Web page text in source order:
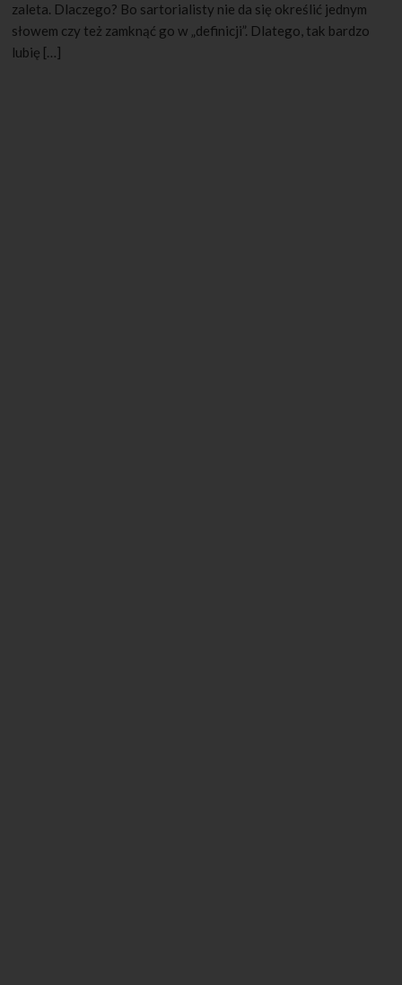
zaleta. Dlaczego? Bo sartorialisty nie da się określić jednym
słowem czy też zamknąć go w „definicji”. Dlatego, tak bardzo
lubię […]